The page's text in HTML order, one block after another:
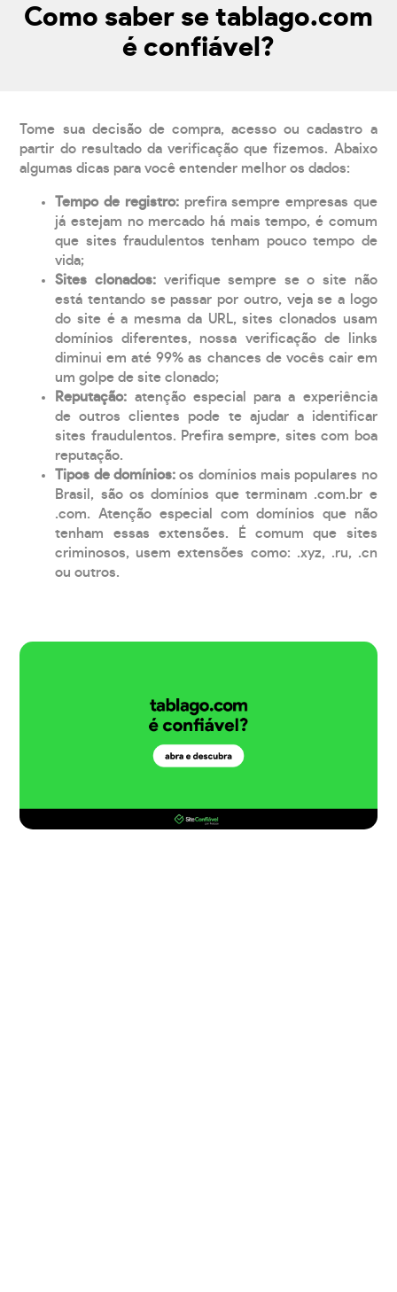
Como saber se tablago.com
é confiável?
Tome sua decisão de compra, acesso ou cadastro a
partir do resultado da verificação que fizemos. Abaixo
algumas dicas para você entender melhor os dados:
Tempo de registro: prefira sempre empresas que
já estejam no mercado há mais tempo, é comum
que sites fraudulentos tenham pouco tempo de
vida;
Sites clonados: verifique sempre se o site não
está tentando se passar por outro, veja se a logo
do site é a mesma da URL, sites clonados usam
domínios diferentes, nossa verificação de links
diminui em até 99% as chances de vocês cair em
um golpe de site clonado;
Reputação: atenção especial para a experiência
de outros clientes pode te ajudar a identificar
sites fraudulentos. Prefira sempre, sites com boa
reputação.
Tipos de domínios:os domínios mais populares no
Brasil, são os domínios que terminam .com.br e
.com. Atenção especial com domínios que não
tenham essas extensões. É comum que sites
criminosos, usem extensões como: .xyz, .ru, .cn
ou outros.